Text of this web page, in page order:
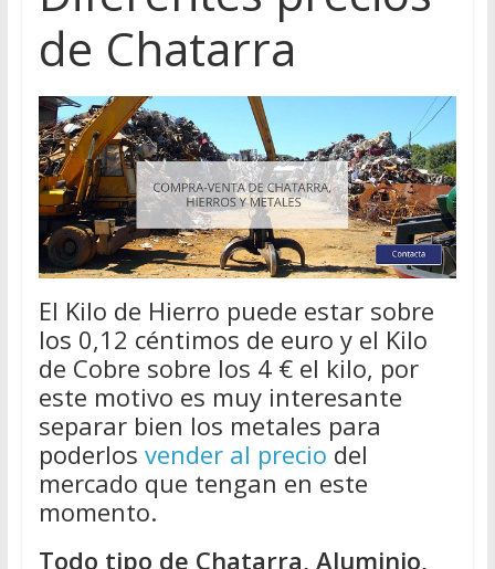
de Chatarra
El Kilo de Hierro puede estar sobre
los 0,12 céntimos de euro y el Kilo
de Cobre sobre los 4 € el kilo, por
este motivo es muy interesante
separar bien los metales para
poderlos vender al precio del
mercado que tengan en este
momento.
Todo tipo de Chatarra, Aluminio,